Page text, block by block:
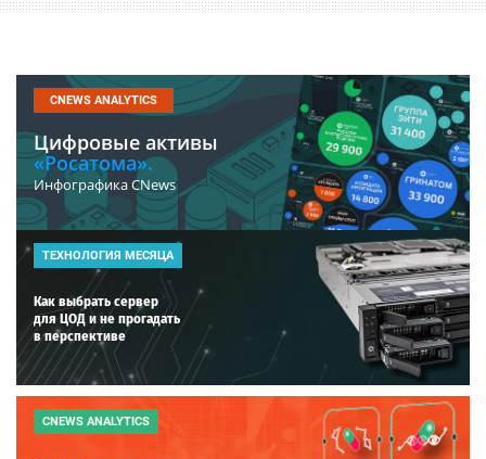
CNEWS ANALYTICS
Цифровые активы
«Росатома».
Инфографика CNews
ТЕХНОЛОГИЯ МЕСЯЦА
Как выбрать сервер
для ЦОД и не прогадать
в перспективе
CNEWS ANALYTICS